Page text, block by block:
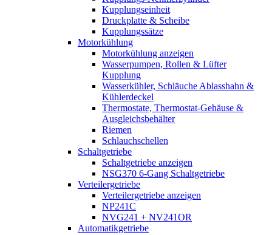
Kupplungseinheit
Druckplatte & Scheibe
Kupplungssätze
Motorkühlung
Motorkühlung anzeigen
Wasserpumpen, Rollen & Lüfter
Kupplung
Wasserkühler, Schläuche Ablasshahn &
Kühlerdeckel
Thermostate, Thermostat-Gehäuse &
Ausgleichsbehälter
Riemen
Schlauchschellen
Schaltgetriebe
Schaltgetriebe anzeigen
NSG370 6-Gang Schaltgetriebe
Verteilergetriebe
Verteilergetriebe anzeigen
NP241C
NVG241 + NV241OR
Automatikgetriebe